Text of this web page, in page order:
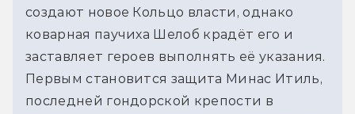
создают новое Кольцо власти, однако
коварная паучиха Шелоб крадёт его и
заставляет героев выполнять её указания.
Первым становится защита Минас Итиль,
последней гондорской крепости в